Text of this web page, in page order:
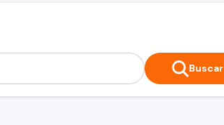
Buscar